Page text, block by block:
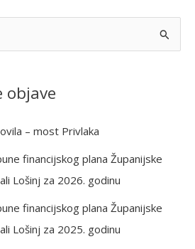
objave
– most Privlaka
financijskog plana Županijske
Lošinj za 2026. godinu
financijskog plana Županijske
Lošinj za 2025. godinu